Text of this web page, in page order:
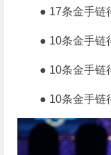
● 17条金手链
● 10条金手链
● 10条金手链
● 10条金手链